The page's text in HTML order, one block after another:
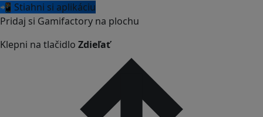
📲 Stiahni si aplikáciu
Pridaj si Gamifactory na plochu
Klepni na tlačidlo Zdieľať